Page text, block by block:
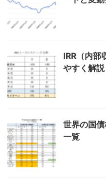
IRR（内部
やすく解説
世界の国債
一覧